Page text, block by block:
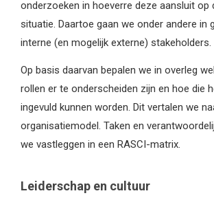
onderzoeken in hoeverre deze aansluit op
situatie. Daartoe gaan we onder andere in
interne (en mogelijk externe) stakeholders.
Op basis daarvan bepalen we in overleg
rollen er te onderscheiden zijn en hoe die
ingevuld kunnen worden. Dit vertalen we
organisatiemodel. Taken en
we vastleggen in een RASCI-matrix.
Leiderschap en cultuur